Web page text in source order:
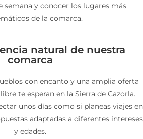
VER MAS
VER MAS
VER MAS
semana y conocer los lugares más
de la comarca.
natural de nuestra
comarca
con encanto y una amplia oferta
te esperan en la Sierra de Cazorla.
unos días como si planeas viajes en
adaptadas a diferentes intereses
y edades.